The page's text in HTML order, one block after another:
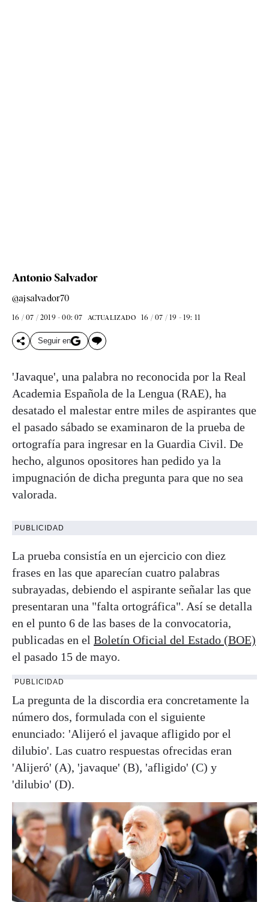
Antonio Salvador
@ajsalvador70
16 / 07 / 2019 - 00: 07 ACTUALIZADO 16 / 07 / 19 - 19: 11
Seguir en
'Javaque', una palabra no reconocida por la Real
Academia Española de la Lengua (RAE), ha
desatado el malestar entre miles de aspirantes que
el pasado sábado se examinaron de la prueba de
ortografía para ingresar en la Guardia Civil. De
hecho, algunos opositores han pedido ya la
impugnación de dicha pregunta para que no sea
valorada.
PUBLICIDAD
La prueba consistía en un ejercicio con diez
frases en las que aparecían cuatro palabras
subrayadas, debiendo el aspirante señalar las que
presentaran una "falta ortográfica". Así se detalla
en el punto 6 de las bases de la convocatoria,
publicadas en el Boletín Oficial del Estado (BOE)
el pasado 15 de mayo.
PUBLICIDAD
La pregunta de la discordia era concretamente la
número dos, formulada con el siguiente
enunciado: 'Alijeró el javaque afligido por el
dilubio'. Las cuatro respuestas ofrecidas eran
'Alijeró' (A), 'javaque' (B), 'afligido' (C) y
'dilubio' (D).